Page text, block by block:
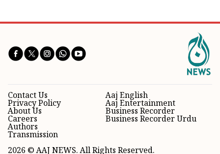
Aaj English
Aaj Entertainment
Business Recorder
Business Recorder Urdu
Contact Us
Privacy Policy
About Us
Careers
Authors
Transmission
2026 © AAJ NEWS. All Rights Reserved.